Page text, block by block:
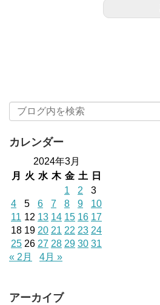
カレンダー
2024年3月
月
火 水 木 金 土
日
1
2
3
4
5 6 7 8 9
10
11 12 13 14 15 16 17
18 19 20 21 22 23 24
25 26 27 28 29 30 31
« 2月
4月 »
アーカイブ